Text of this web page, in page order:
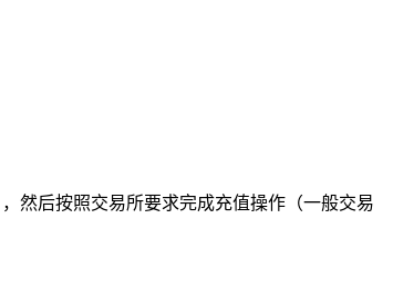
然后按照交易所要求完成充值操作（一般交易